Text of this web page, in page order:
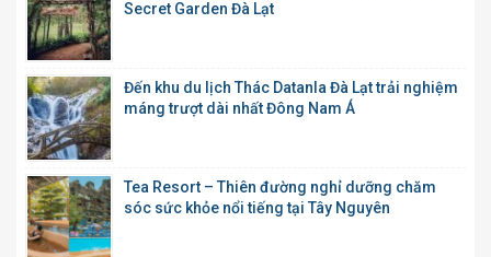
Secret Garden Đà Lạt
Đến khu du lịch Thác Datanla Đà Lạt trải nghiệm
máng trượt dài nhất Đông Nam Á
Tea Resort – Thiên đường nghỉ dưỡng chăm
sóc sức khỏe nổi tiếng tại Tây Nguyên